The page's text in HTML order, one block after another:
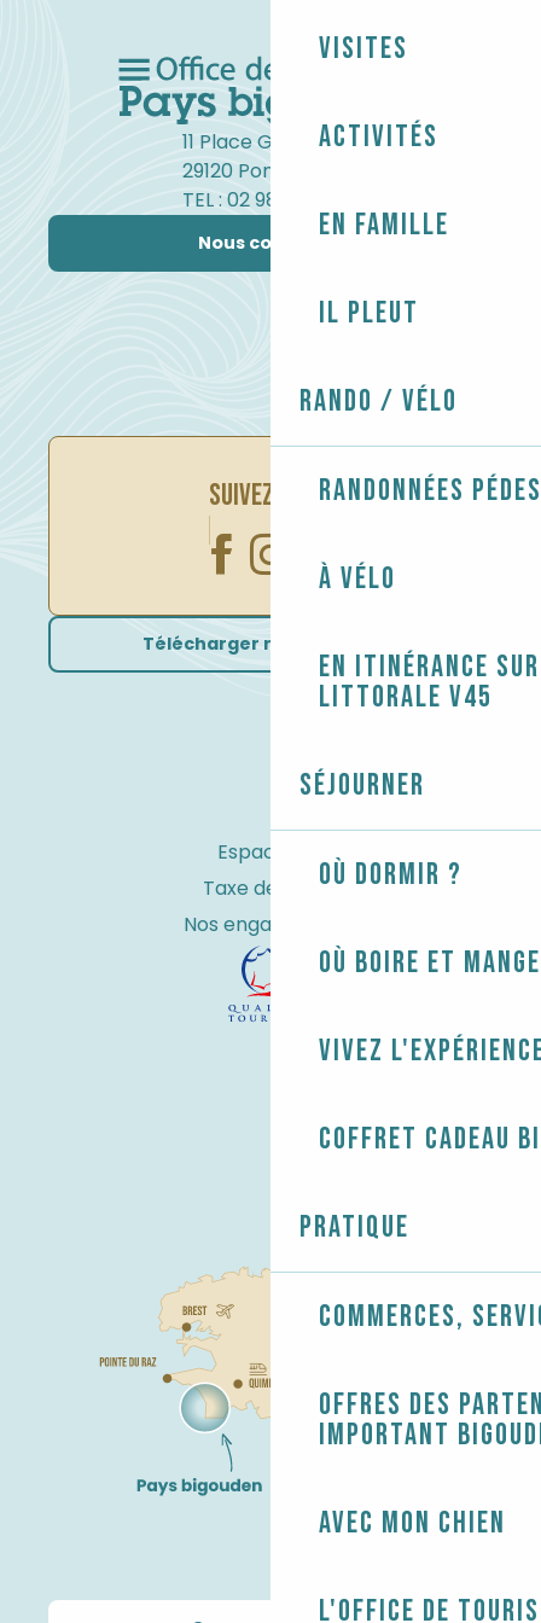
Visites
Activités
En famille
Il pleut
Rando / Vélo
Randonnées
À vélo
En itinérance
littorale V45
Séjourner
Où dormir ?
Où boire et
Vivez
Coffret cadeau
Pratique
Commerces,
Offres des
Important
Avec mon chien
L'Office de
11 Place Gambetta
29120 Pont-l'Abbé
TEL : 02 98 82 37 99
Nous contacter
SUIVEZ-NOUS
Télécharger nos brochures
Espace Pro
Taxe de séjour
Nos engagements